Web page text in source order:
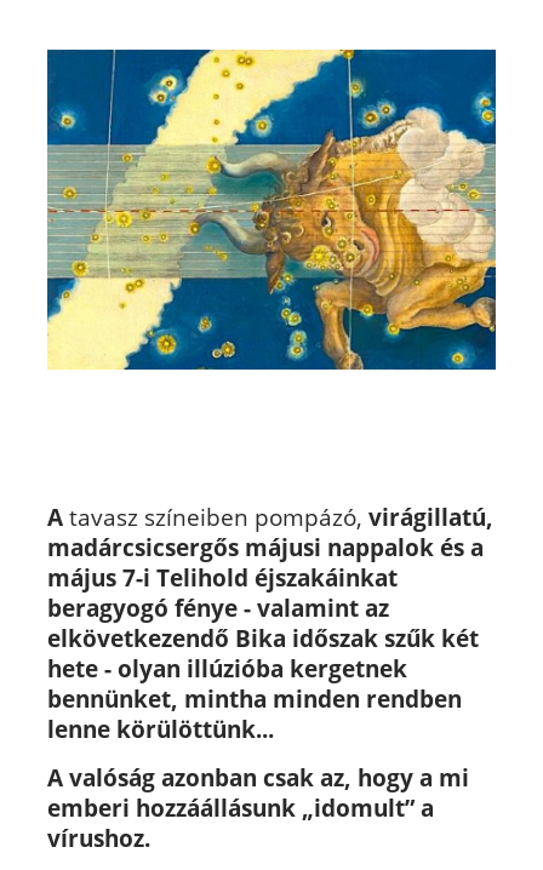
A tavasz színeiben pompázó, virágillatú,
madárcsicsergős májusi nappalok és a
május 7-i Telihold éjszakáinkat
beragyogó fénye - valamint az
elkövetkezendő Bika időszak szűk két
hete - olyan illúzióba kergetnek
bennünket, mintha minden rendben
lenne körülöttünk...
A valóság azonban csak az, hogy a mi
emberi hozzáállásunk „idomult” a
vírushoz.